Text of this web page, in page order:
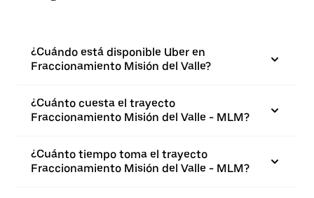
¿Cuándo está disponible Uber en
Fraccionamiento Misión del Valle?
¿Cuánto cuesta el trayecto
Fraccionamiento Misión del Valle - MLM?
¿Cuánto tiempo toma el trayecto
Fraccionamiento Misión del Valle - MLM?